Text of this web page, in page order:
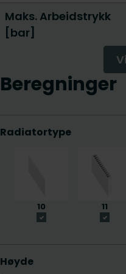
Maks. Arbeidstrykk
[bar]
Beregninger